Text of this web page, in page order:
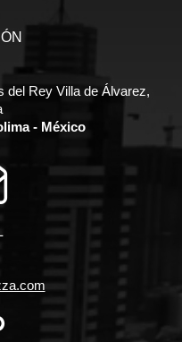
del Rey Villa de Álvarez,
- México